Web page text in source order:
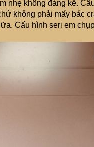
nhẹ không đáng kể.
không phải mấy bác
Cấu hình seri em